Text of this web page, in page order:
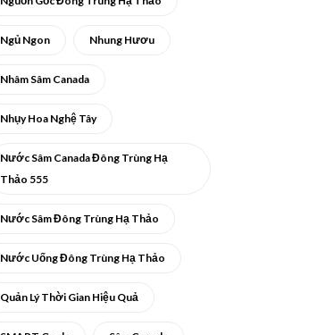
Ngủ Ngon Nhung Hươu
Nhâm Sâm Canada
Nhụy Hoa Nghệ Tây
Nước Sâm Canada Đông Trùng Hạ
Thảo 555
Nước Sâm Đông Trùng Hạ Thảo
Nước Uống Đông Trùng Hạ Thảo
Quản Lý Thời Gian Hiệu Quả